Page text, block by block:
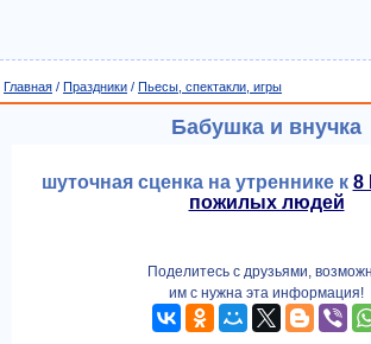
Главная / Праздники / Пьесы, спектакли, игры
Бабушка и внучка
шуточная сценка на утреннике к 8
пожилых людей
Поделитесь с друзьями,
им с нужна эта информация!